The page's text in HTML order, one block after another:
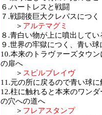
６.ハートレスと戦闘
７.戦闘後巨大クレパスにつく
＞ アルテマグミ
８.青白い物が上に噴出して
９.世界の牢獄につく、青い
10.本来のトラヴァーズタウ
の扉へ
＞ スピルブレイヴ
11.元の所に戻るので青い球に
12.柱に触れると本来のワン
の穴への道へ
＞ フレアスタンプ